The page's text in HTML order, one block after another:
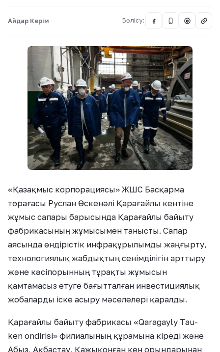
Айдар Керім Бөлісу: @
«Қазақмыс корпорациясы» ЖШС Басқарма
төрағасы Руслан Өскенәлі Қарағайлы кентіне
жұмыс сапары барысында Қарағайлы байыту
фабрикасының жұмысымен танысты. Сапар
аясында өндірістік инфрақұрылымды жаңғырту,
технологиялық жабдықтың сенімділігін арттыру
және кәсіпорынның тұрақты жұмысын
қамтамасыз етуге бағытталған инвестициялық
жобаларды іске асыру мәселелері қаралды.
Қарағайлы байыту фабрикасы «Qaragayly Tau-
ken ondirisi» филиалының құрамына кіреді және
Абыз, Ақбастау, Қажықонған кен орындарынан